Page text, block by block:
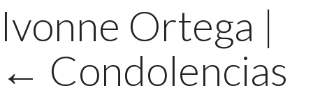
Ivonne Ortega |
← Condolencias